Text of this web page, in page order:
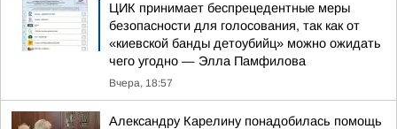
ЦИК принимает беспрецедентные меры
безопасности для голосования, так как от
«киевской банды детоубийц» можно ожидать
чего угодно — Элла Памфилова
Вчера, 18:57
Александру Карелину понадобилась помощь